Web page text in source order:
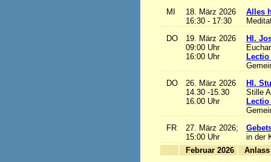
MI
18. März 2026
16:30 - 17:30
Alles
DO
19. März 2026
09:00 Uhr
16:00 Uhr
Hl.
DO
26. März 2026
14.30 -15.30
16.00 Uhr
Hl.
Stille
FR
27. März 2026;
15:00 Uhr
in der
Februar 2026